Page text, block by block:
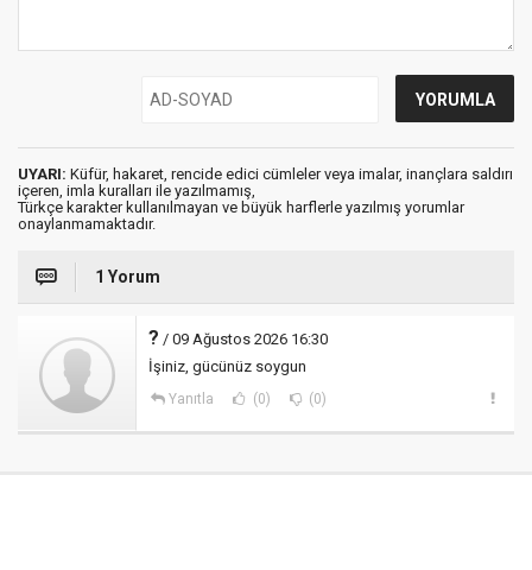
UYARI: Küfür, hakaret, rencide edici cümleler veya imalar, inançlara saldırı
içeren, imla kuralları ile yazılmamış,
Türkçe karakter kullanılmayan ve büyük harflerle yazılmış yorumlar
onaylanmamaktadır.
1 Yorum
? / 09 Ağustos 2026 16:30
İşiniz, gücünüz soygun
Yanıtla (0) (0)